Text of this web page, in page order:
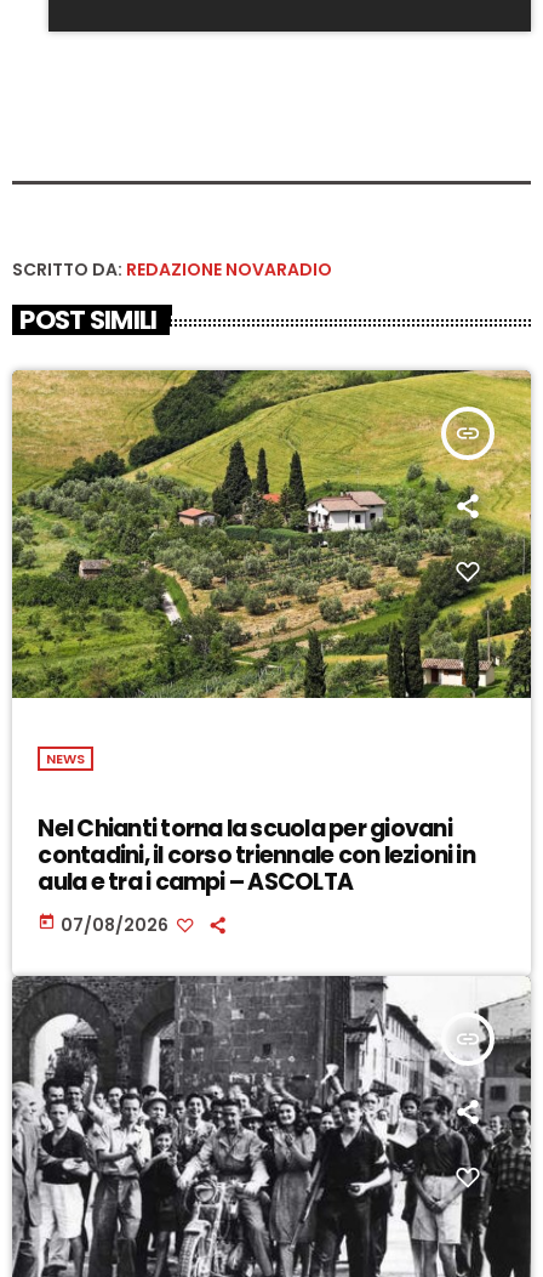
SCRITTO DA: REDAZIONE NOVARADIO
POST SIMILI
insert_link
NEWS
Nel Chianti torna la scuola per giovani
contadini, il corso triennale con lezioni in
aula e tra i campi – ASCOLTA
today 07/08/2026
insert_link